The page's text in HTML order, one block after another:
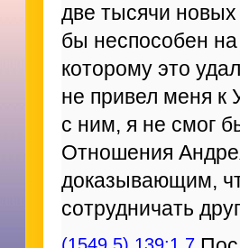
две тысячи
бы неспособен на
которому это
не привел меня к
с ним, я не смог
Отношения
доказывающим,
сотрудничать